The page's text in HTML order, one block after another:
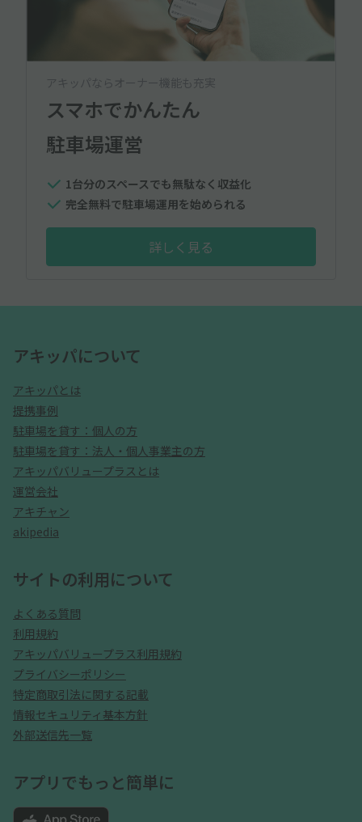
アキッパならオーナー機能も充実
スマホでかんたん
駐車場運営
1台分のスペースでも無駄なく収益化
完全無料で駐車場運用を始められる
詳しく見る
アキッパについて
アキッパとは
提携事例
駐車場を貸す：個人の方
駐車場を貸す：法人・個人事業主の方
アキッパバリュープラスとは
運営会社
アキチャン
akipedia
サイトの利用について
よくある質問
利用規約
アキッパバリュープラス利用規約
プライバシーポリシー
特定商取引法に関する記載
情報セキュリティ基本方針
外部送信先一覧
アプリでもっと簡単に